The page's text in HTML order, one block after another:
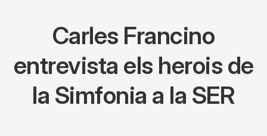
Carles Francino
entrevista els herois de
la Simfonia a la SER